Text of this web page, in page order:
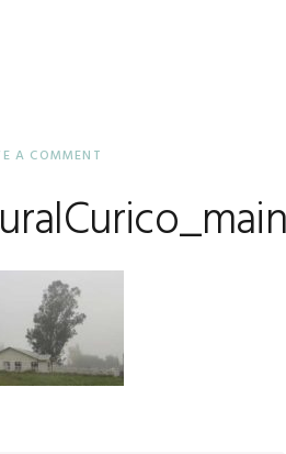
A COMMENT